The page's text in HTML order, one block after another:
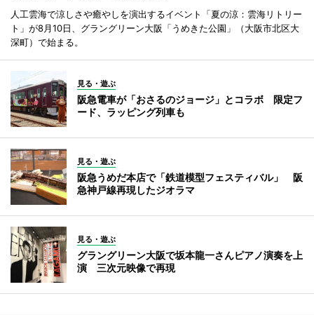
人工雲海で涼しさや癒やしを演出するイベント「夏の涼：雲海リトリー
ト」が8月10日、グラングリーン大阪「うめきた公園」（大阪市北区大
深町）で始まる。
見る・遊ぶ
阪急電車が「おさるのジョージ」とコラボ 限定フ
ード、ラッピング列車も
見る・遊ぶ
阪急うめだ本店で「鉄道模型フェスティバル」 阪
急神戸線再現したジオラマ
見る・遊ぶ
グラングリーン大阪で坂本龍一さんピアノ演奏を上
演 三次元映像で再現